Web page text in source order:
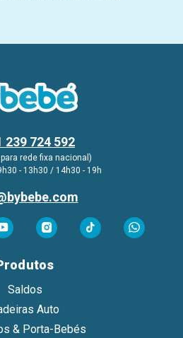
239 724 592
rede fixa nacional)
- 13h30 / 14h30 - 19h
Saldos
Auto
& Porta-Bebés